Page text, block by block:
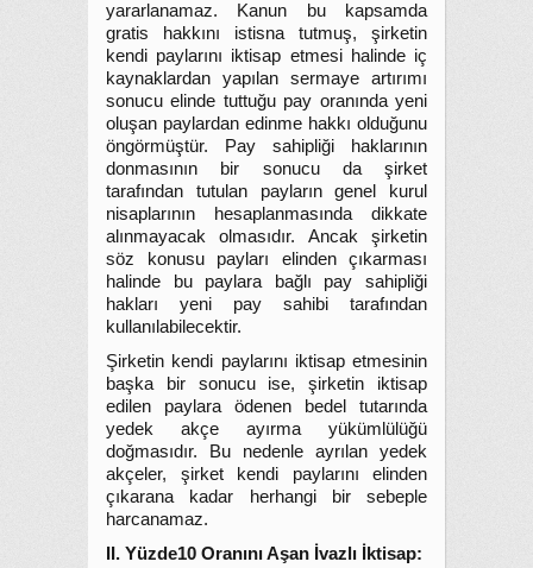
yararlanamaz. Kanun bu kapsamda
gratis hakkını istisna tutmuş, şirketin
kendi paylarını iktisap etmesi halinde iç
kaynaklardan yapılan sermaye artırımı
sonucu elinde tuttuğu pay oranında yeni
oluşan paylardan edinme hakkı olduğunu
öngörmüştür. Pay sahipliği haklarının
donmasının bir sonucu da şirket
tarafından tutulan payların genel kurul
nisaplarının hesaplanmasında dikkate
alınmayacak olmasıdır. Ancak şirketin
söz konusu payları elinden çıkarması
halinde bu paylara bağlı pay sahipliği
hakları yeni pay sahibi tarafından
kullanılabilecektir.
Şirketin kendi paylarını iktisap etmesinin
başka bir sonucu ise, şirketin iktisap
edilen paylara ödenen bedel tutarında
yedek akçe ayırma yükümlülüğü
doğmasıdır. Bu nedenle ayrılan yedek
akçeler, şirket kendi paylarını elinden
çıkarana kadar herhangi bir sebeple
harcanamaz.
II. Yüzde10 Oranını Aşan İvazlı İktisap: